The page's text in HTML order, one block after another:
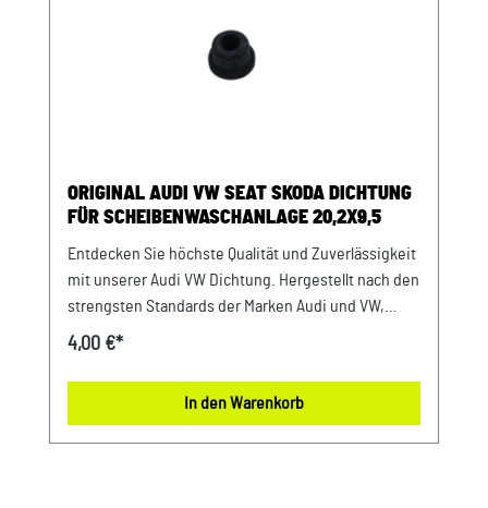
ORIGINAL AUDI VW SEAT SKODA DICHTUNG
FÜR SCHEIBENWASCHANLAGE 20,2X9,5
Entdecken Sie höchste Qualität und Zuverlässigkeit
mit unserer Audi VW Dichtung. Hergestellt nach den
strengsten Standards der Marken Audi und VW,
garantiert diese Dichtung eine lange Lebensdauer
Sicherheit und Stabilität Ihrer Fahrzeuge mit
unseren hochwertigen Originalteilen. Produktinfos:
4,00 €*
In den Warenkorb